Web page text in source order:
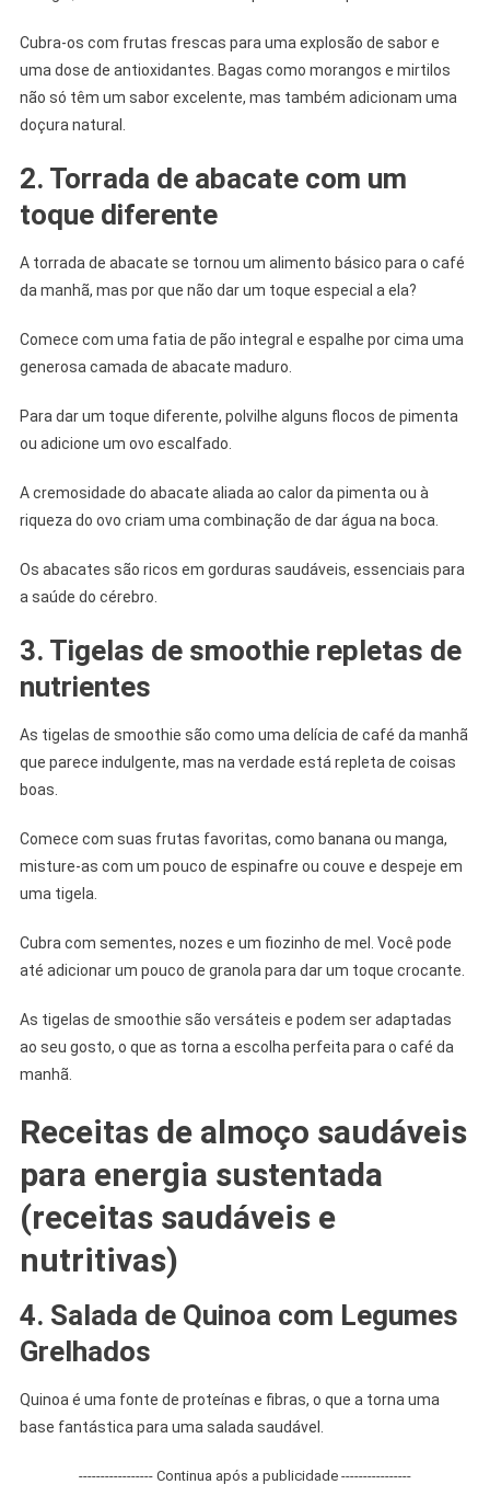
Cubra-os com frutas frescas para uma explosão de sabor e
uma dose de antioxidantes. Bagas como morangos e mirtilos
não só têm um sabor excelente, mas também adicionam uma
doçura natural.
2. Torrada de abacate com um
toque diferente
A torrada de abacate se tornou um alimento básico para o café
da manhã, mas por que não dar um toque especial a ela?
Comece com uma fatia de pão integral e espalhe por cima uma
generosa camada de abacate maduro.
Para dar um toque diferente, polvilhe alguns flocos de pimenta
ou adicione um ovo escalfado.
A cremosidade do abacate aliada ao calor da pimenta ou à
riqueza do ovo criam uma combinação de dar água na boca.
Os abacates são ricos em gorduras saudáveis, essenciais para
a saúde do cérebro.
3. Tigelas de smoothie repletas de
nutrientes
As tigelas de smoothie são como uma delícia de café da manhã
que parece indulgente, mas na verdade está repleta de coisas
boas.
Comece com suas frutas favoritas, como banana ou manga,
misture-as com um pouco de espinafre ou couve e despeje em
uma tigela.
Cubra com sementes, nozes e um fiozinho de mel. Você pode
até adicionar um pouco de granola para dar um toque crocante.
As tigelas de smoothie são versáteis e podem ser adaptadas
ao seu gosto, o que as torna a escolha perfeita para o café da
manhã.
Receitas de almoço saudáveis
​​para energia sustentada
(receitas saudáveis e
nutritivas)
4. Salada de Quinoa com Legumes
Grelhados
Quinoa é uma fonte de proteínas e fibras, o que a torna uma
base fantástica para uma salada saudável.
----------------- Continua após a publicidade ----------------